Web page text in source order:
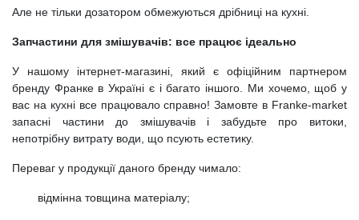
Але не тільки дозатором обмежуються дрібниці на кухні.
Запчастини для змішувачів: все працює ідеально
У нашому інтернет-магазині, який є офіційним партнером
бренду Франке в Україні є і багато іншого. Ми хочемо, щоб у
вас на кухні все працювало справно! Замовте в Franke-market
запасні частини до змішувачів і забудьте про витоки,
непотрібну витрату води, що псують естетику.
Переваг у продукції даного бренду чимало:
відмінна товщина матеріалу;